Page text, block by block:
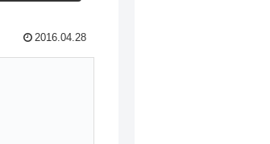
2016.04.28